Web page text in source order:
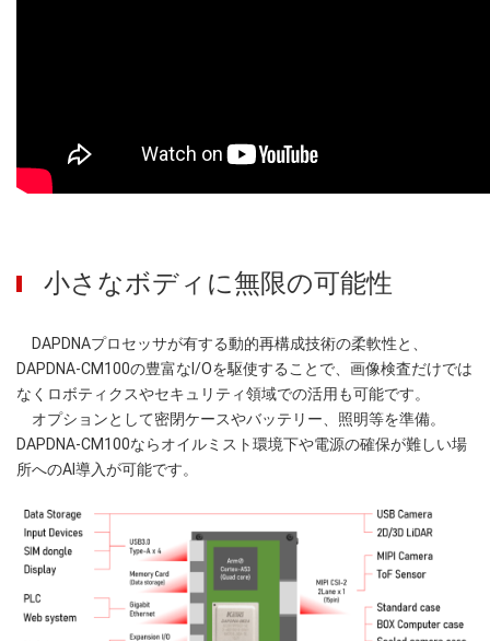
小さなボディに無限の可能性
DAPDNAプロセッサが有する動的再構成技術の柔軟性と、
DAPDNA-CM100の豊富なI/Oを駆使することで、画像検査だけでは
なくロボティクスやセキュリティ領域での活用も可能です。
オプションとして密閉ケースやバッテリー、照明等を準備。
DAPDNA-CM100ならオイルミスト環境下や電源の確保が難しい場
所へのAI導入が可能です。